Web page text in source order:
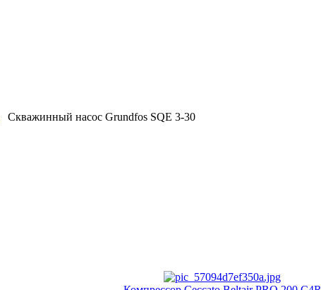
Скважинный насос Grundfos SQE 3-30